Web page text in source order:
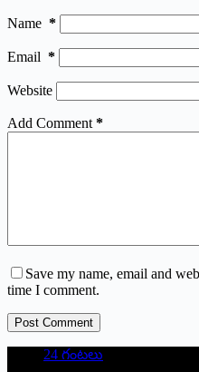
Name *
Email *
Website
Add Comment *
Save my name, email and
time I comment.
Post Comment
24 గంటలు